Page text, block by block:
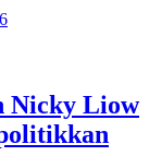
Nicky Liow